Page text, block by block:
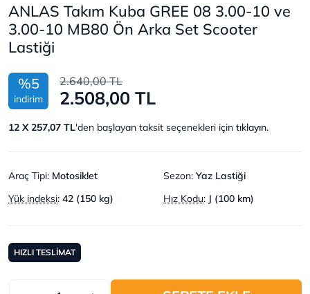
ANLAS Takım Kuba GREE 08 3.00-10 ve
3.00-10 MB80 Ön Arka Set Scooter
Lastiği
%5
indirim
2.640,00 TL
2.508,00 TL
12 X 257,07 TL'den başlayan taksit seçenekleri için tıklayın.
Araç Tipi: Motosiklet Sezon: Yaz Lastiği
Yük indeksi: 42 (150 kg) Hız Kodu: J (100 km)
HIZLI TESLİMAT